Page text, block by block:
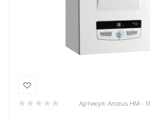
Артикул: Arceus HM -